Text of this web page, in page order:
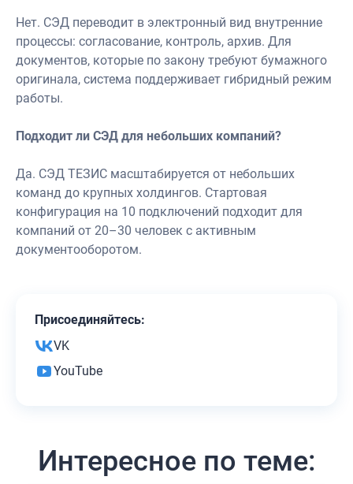
Нет. СЭД переводит в электронный вид внутренние
процессы: согласование, контроль, архив. Для
документов, которые по закону требуют бумажного
оригинала, система поддерживает гибридный режим
работы.
Подходит ли СЭД для небольших компаний?
Да. СЭД ТЕЗИС масштабируется от небольших
команд до крупных холдингов. Стартовая
конфигурация на 10 подключений подходит для
компаний от 20–30 человек с активным
документооборотом.
Присоединяйтесь:
VK
YouTube
Интересное по теме: